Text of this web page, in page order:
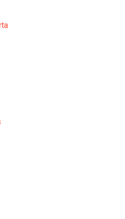
a inscribir a los nuevos
a Alberto Flores" por Rafa
traspaso de Sow
pasada se vio
mientras Rodri agita